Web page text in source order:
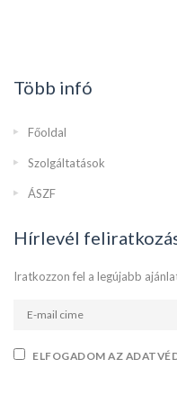
Több infó
Főoldal
Szolgáltatások
ÁSZF
Hírlevél
Iratkozzon fel a legújabb
ELFOGADOM AZ